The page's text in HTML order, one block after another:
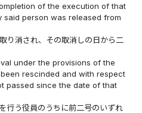
of the execution of that
person was released from
り消され、その取消しの日から二
under the provisions of the
rescinded and with respect
passed since the date of that
行う役員のうちに前二号のいずれ